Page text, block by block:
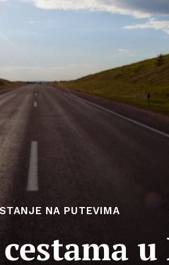
STANJE NA PUTEVIMA
u